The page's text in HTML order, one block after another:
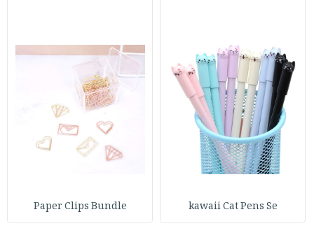
kawaii Cat Pens Se
Paper Clips Bundle